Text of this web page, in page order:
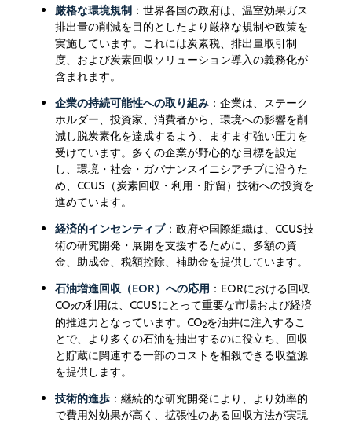
厳格な環境規制 ：世界各国の政府は、温室効果ガス
排出量の削減を目的としたより厳格な規制や政策を
実施しています。これには炭素税、排出量取引制
度、および炭素回収ソリューション導入の義務化が
含まれます。
企業の持続可能性への取り組み ：企業は、ステーク
ホルダー、投資家、消費者から、環境への影響を削
減し脱炭素化を達成するよう、ますます強い圧力を
受けています。多くの企業が野心的な目標を設定
し、環境・社会・ガバナンスイニシアチブに沿うた
め、CCUS（炭素回収・利用・貯留）技術への投資を
進めています。
経済的インセンティブ：政府や国際組織は、CCUS技
術の研究開発・展開を支援するために、多額の資
金、助成金、税額控除、補助金を提供しています。
石油増進回収（EOR）への応用 ：EORにおける回収
CO2の利用は、CCUSにとって重要な市場および経済
的推進力となっています。 CO2を油井に注入するこ
とで、より多くの石油を抽出するのに役立ち、回収
と貯蔵に関連する一部のコストを相殺できる収益源
を提供します。
技術的進歩 ：継続的な研究開発により、より効率的
で費用対効果が高く、拡張性のある回収方法が実現